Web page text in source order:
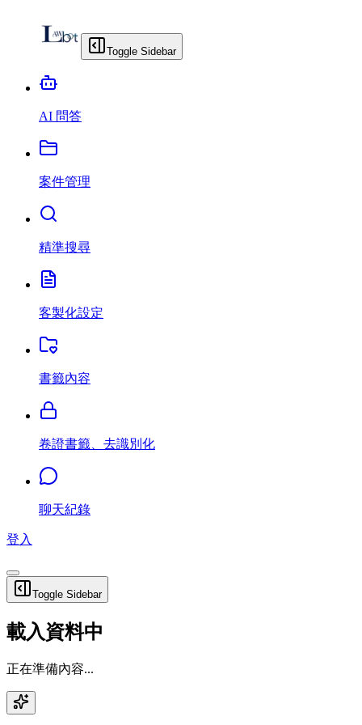
Toggle Sidebar
AI 問答
案件管理
精準搜尋
客製化設定
書籤內容
卷證書籤、去識別化
聊天紀錄
登入
Toggle Sidebar
載入資料中
正在準備內容...